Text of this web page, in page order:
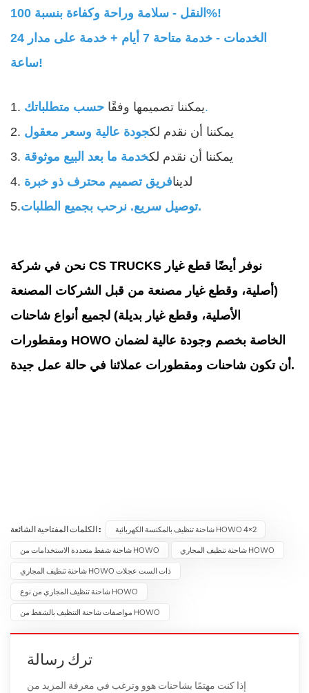
النقل - سلامة وراحة وكفاءة بنسبة 100%!
الخدمات - خدمة متاحة 7 أيام + خدمة على مدار 24
ساعة!
1. يمكننا تصميمها وفقًا حسب متطلباتك
.
2. يمكننا أن نقدم لكجودة عالية وسعر معقول
3. يمكننا أن نقدم لكخدمة ما بعد البيع موثوقة
4. لدينافريق تصميم محترف ذو خبرة
5.
توصيل سريع. نرحب بجميع الطلبات.
نحن في شركة CS TRUCKS نوفر أيضًا قطع غيار
(أصلية، وقطع غيار مصنعة من قبل الشركات المصنعة
الأصلية، وقطع غيار بديلة) لجميع أنواع شاحنات
ومقطورات HOWO الخاصة بخصم وجودة عالية لضمان
أن تكون شاحنات ومقطورات عملائنا في حالة عمل جيدة.
الكلمات المفتاحية الشائعة : شاحنة تنظيف بالمكنسة الكهربائية HOWO 4×2
شاحنة شفط متعددة الاستخدامات من HOWO شاحنة تنظيف المجاري HOWO
شاحنة تنظيف المجاري HOWO ذات الست عجلات
شاحنة تنظيف المجاري من نوع HOWO
مواصفات شاحنة التنظيف بالشفط من HOWO
ترك رسالة
إذا كنت مهتمًا بشاحنات هوو وترغب في معرفة المزيد من